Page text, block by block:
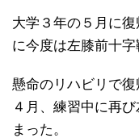
大学３年の５月に
に今度は左膝前十字
懸命のリハビリで
４月、練習中に再
まった。